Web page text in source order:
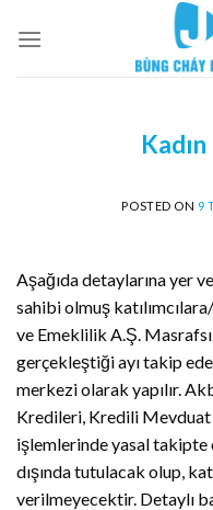
POSTED ON 9
Aşağıda detaylarına yer
sahibi olmuş
ve Emeklilik A.Ş.
gerçekleştiği ayı takip
merkezi olarak yapılır.
Kredileri, Kredili Mevduat
işlemlerinde yasal takipte
dışında tutulacak olup,
verilmeyecektir. Detaylı